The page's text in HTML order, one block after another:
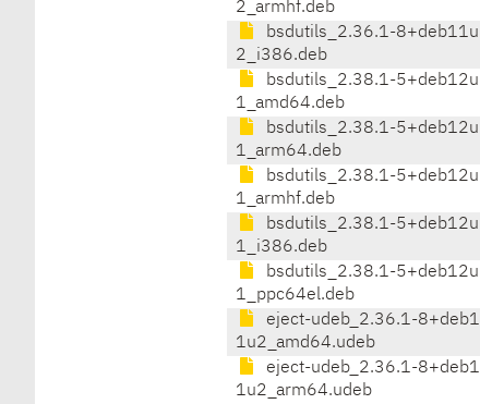
2_armhf.deb
bsdutils_2.36.1-8+deb11u
2_i386.deb
bsdutils_2.38.1-5+deb12u
1_amd64.deb
bsdutils_2.38.1-5+deb12u
1_arm64.deb
bsdutils_2.38.1-5+deb12u
1_armhf.deb
bsdutils_2.38.1-5+deb12u
1_i386.deb
bsdutils_2.38.1-5+deb12u
1_ppc64el.deb
eject-udeb_2.36.1-8+deb1
1u2_amd64.udeb
eject-udeb_2.36.1-8+deb1
1u2_arm64.udeb